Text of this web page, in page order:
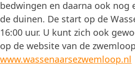
bedwingen en daarna ook nog
de duinen. De start op de
16:00 uur. U kunt zich ook
op de website van de
www.wassenaarsezwemloop.nl